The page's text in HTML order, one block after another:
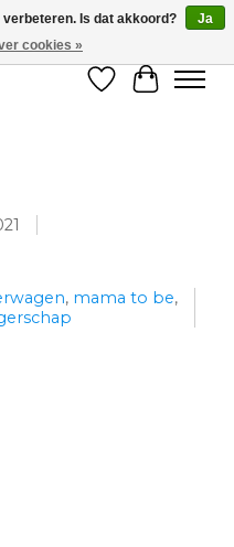
Verlanglijst
, mama to be,
Is dat akkoord?
Ja
cookies »